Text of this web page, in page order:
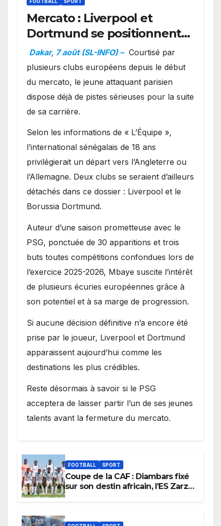
Mercato : Liverpool et
Dortmund se positionnent
en favoris pour recruter
Ibrahim Mbaye
Dakar, 7 août (SL-INFO) – Courtisé par
plusieurs clubs européens depuis le début
du mercato, le jeune attaquant parisien
dispose déjà de pistes sérieuses pour la suite
de sa carrière.
Selon les informations de « L’Équipe »,
l’international sénégalais de 18 ans
privilégierait un départ vers l’Angleterre ou
l’Allemagne. Deux clubs se seraient d’ailleurs
détachés dans ce dossier : Liverpool et le
Borussia Dortmund.
Auteur d’une saison prometteuse avec le
PSG, ponctuée de 30 apparitions et trois
buts toutes compétitions confondues lors de
l’exercice 2025-2026, Mbaye suscite l’intérêt
de plusieurs écuries européennes grâce à
son potentiel et à sa marge de progression.
Si aucune décision définitive n’a encore été
prise par le joueur, Liverpool et Dortmund
apparaissent aujourd’hui comme les
destinations les plus crédibles.
Reste désormais à savoir si le PSG
acceptera de laisser partir l’un de ses jeunes
talents avant la fermeture du mercato.
FOOTBALL SPORT
Coupe de la CAF : Diambars fixé
sur son destin africain, l’ES Zarzis